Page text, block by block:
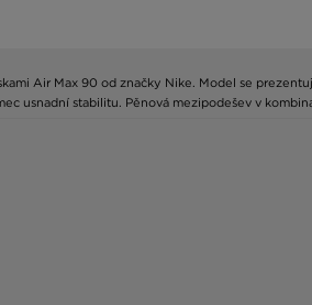
Air Max 90 od značky Nike. Model se
usnadní stabilitu. Pěnová mezipodešev v